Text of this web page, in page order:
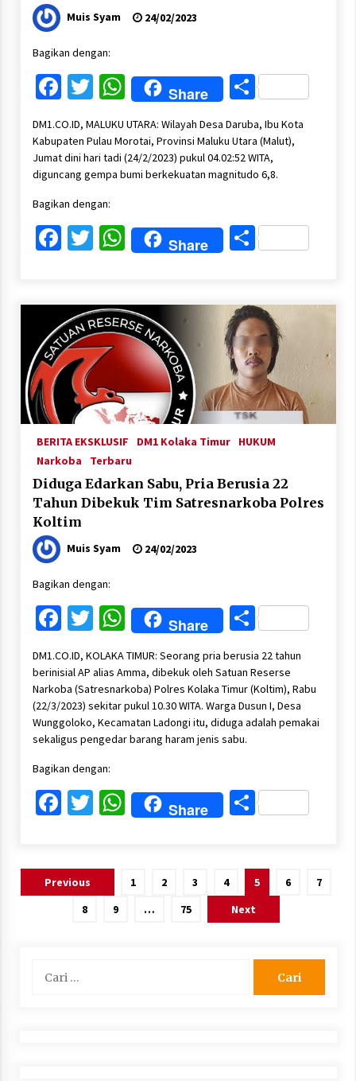
Muis Syam 24/02/2023
Bagikan dengan:
Facebook
Twitter
WhatsApp
Share Share
DM1.CO.ID, MALUKU UTARA: Wilayah Desa Daruba, Ibu Kota
Kabupaten Pulau Morotai, Provinsi Maluku Utara (Malut),
Jumat dini hari tadi (24/2/2023) pukul 04.02:52 WITA,
diguncang gempa bumi berkekuatan magnitudo 6,8.
Bagikan dengan:
Facebook
Twitter
WhatsApp
Share Share
BERITA EKSKLUSIF DM1 Kolaka Timur
HUKUM
Narkoba
Terbaru
Diduga Edarkan Sabu, Pria Berusia 22
Tahun Dibekuk Tim Satresnarkoba Polres
Koltim
Muis Syam 24/02/2023
Bagikan dengan:
Facebook
Twitter
WhatsApp
Share Share
DM1.CO.ID, KOLAKA TIMUR: Seorang pria berusia 22 tahun
berinisial AP alias Amma, dibekuk oleh Satuan Reserse
Narkoba (Satresnarkoba) Polres Kolaka Timur (Koltim), Rabu
(22/3/2023) sekitar pukul 10.30 WITA. Warga Dusun I, Desa
Wunggoloko, Kecamatan Ladongi itu, diduga adalah pemakai
sekaligus pengedar barang haram jenis sabu.
Bagikan dengan:
Facebook
Twitter
WhatsApp
Share Share
Paginasi
Previous 1 2 3 4 5 6
7
8
9 … 75 Next
untuk: